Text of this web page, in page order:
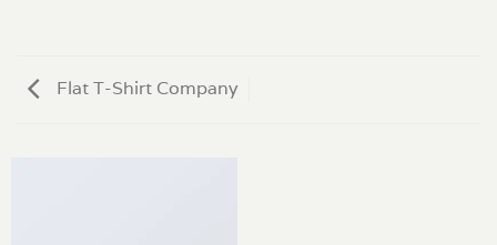
Flat T-Shirt Company